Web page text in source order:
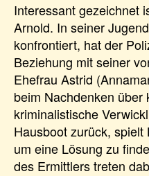
Interessant gezeichnet
Arnold. In seiner
konfrontiert, hat der
Beziehung mit seiner
Ehefrau Astrid
beim Nachdenken über
kriminalistische
Hausboot zurück,
um eine Lösung zu
des Ermittlers treten